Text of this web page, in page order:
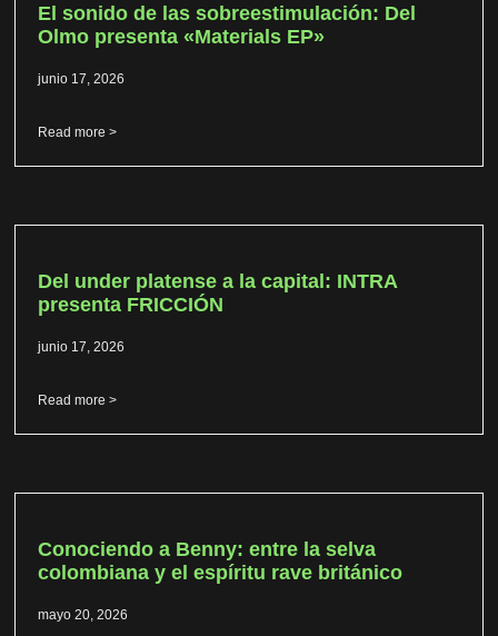
El sonido de las sobreestimulación: Del
Olmo presenta «Materials EP»
junio 17, 2026
Read more >
Del under platense a la capital: INTRA
presenta FRICCIÓN
junio 17, 2026
Read more >
Conociendo a Benny: entre la selva
colombiana y el espíritu rave británico
mayo 20, 2026